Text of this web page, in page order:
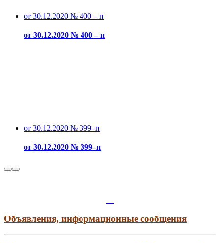
от 30.12.2020 № 400 – п
от 30.12.2020 № 400 – п
от 30.12.2020 № 399–п
от 30.12.2020 № 399–п
Объявления, информационные сообщения